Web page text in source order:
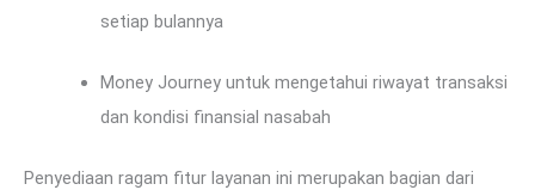
setiap bulannya
Money Journey untuk mengetahui riwayat transaksi
dan kondisi finansial nasabah
Penyediaan ragam fitur layanan ini merupakan bagian dari